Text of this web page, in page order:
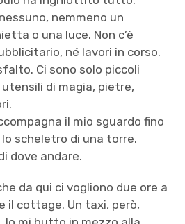
nemmeno un
o una luce. Non c’è
né lavori in corso.
Ci sono solo piccoli
di magia, pietre,
il mio sguardo fino
scheletro di una torre.
dove andare.
da qui ci vogliono due ore a
il cottage. Un taxi, però,